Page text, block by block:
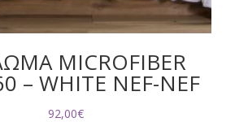
MICROFIBER
– WHITE NEF-NEF
92,00€